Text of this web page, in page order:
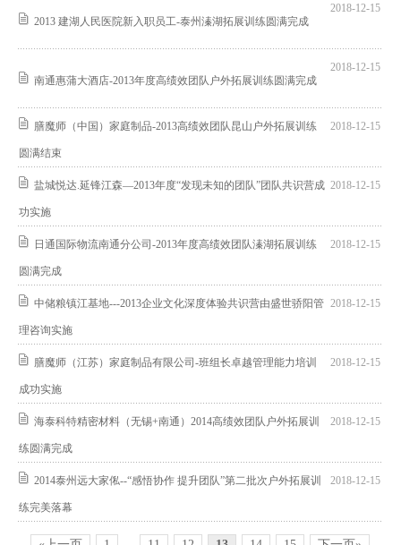
2013 建湖人民医院新入职员工-泰州溱湖拓展训练圆满完成
2018-12-15
南通惠蒲大酒店-2013年度高绩效团队户外拓展训练圆满完成
2018-12-15
膳魔师（中国）家庭制品-2013高绩效团队昆山户外拓展训练
圆满结束
2018-12-15
盐城悦达.延锋江森—2013年度“发现未知的团队”团队共识营成
功实施
2018-12-15
日通国际物流南通分公司-2013年度高绩效团队溱湖拓展训练
圆满完成
2018-12-15
中储粮镇江基地---2013企业文化深度体验共识营由盛世骄阳管
理咨询实施
2018-12-15
膳魔师（江苏）家庭制品有限公司-班组长卓越管理能力培训
成功实施
2018-12-15
海泰科特精密材料（无锡+南通）2014高绩效团队户外拓展训
练圆满完成
2018-12-15
2014泰州远大家俬--“感悟协作 提升团队”第二批次户外拓展训
练完美落幕
2018-12-15